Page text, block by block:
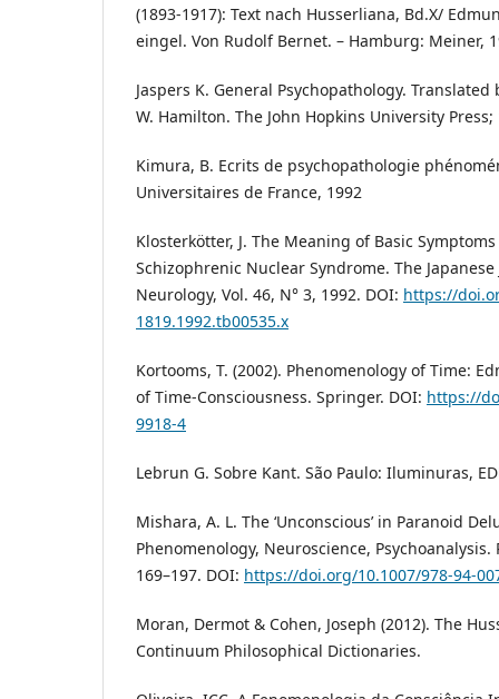
(1893-1917): Text nach Husserliana, Bd.X/
eingel. Von Rudolf Bernet. – Hamburg: Meiner,
Jaspers K. General Psychopathology.
W. Hamilton. The John Hopkins University Press;
Kimura, B. Ecrits de psychopathologie
Universitaires de France, 1992
Klosterkötter, J. The Meaning of Basic
Schizophrenic Nuclear Syndrome. The
Neurology, Vol. 46, N° 3, 1992. DOI: https://
1819.1992.tb00535.x
Kortooms, T. (2002). Phenomenology of Time:
of Time-Consciousness. Springer. DOI: https://
9918-4
Lebrun G. Sobre Kant. São Paulo: Iluminuras,
Mishara, A. L. The ‘Unconscious’ in Paranoid
Phenomenology, Neuroscience,
169–197. DOI: https://doi.org/10.1007/978-94-
Moran, Dermot & Cohen, Joseph (2012). The
Continuum Philosophical Dictionaries.